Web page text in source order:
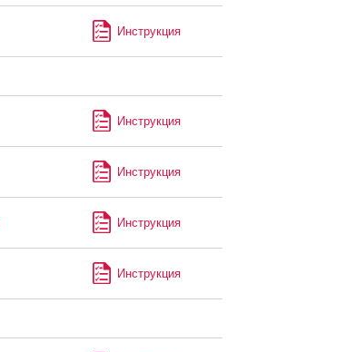
Инструкция
Инструкция
Инструкция
Инструкция
Инструкция